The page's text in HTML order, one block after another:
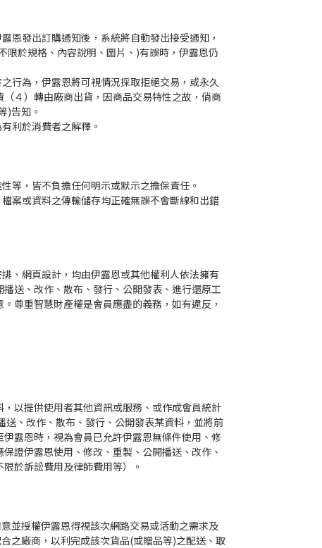
恩發出訂購通知後，系統將自動發出接受通知，
於規格、內容說明、圖片、)有誤時，伊露恩仍
行為，伊露恩將可視情況採取拒絕交易，或永久
４）轉由廠商出貨，因商品交易特性之故，倘商
)告知。
利於消費者之解釋。
等，皆不負擔任何明示或默示之擔保責任。
案或資料之傳輸儲存均正確無誤不會斷線和出錯
、網頁設計，均由伊露恩或其他權利人依法擁有
送、改作、散布、發行、公開發表、進行還原工
尊重智慧財產權是會員應盡的義務，如有違反，
以提供使用者其他資訊或服務、或作成會員統計
、改作、散布、發行、公開發表某資料，並將前
露恩時，視為會員已允許伊露恩無條件使用、修
證伊露恩使用、修改、重製、公開播送、改作、
於訴訟費用及律師費用等）。
並授權伊露恩得視該次網路交易或活動之需求及
之廠商，以利完成該次貨品(或贈品等)之配送、取